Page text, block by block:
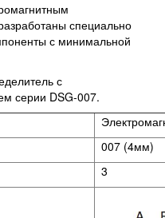
специально
с минимальной
с
серии DSG-007.
007 (4мм)
3